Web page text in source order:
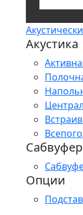
Акустика
Опции